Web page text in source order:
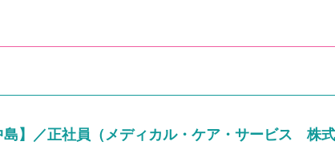
】／正社員（メディカル・ケア・サービス 株式